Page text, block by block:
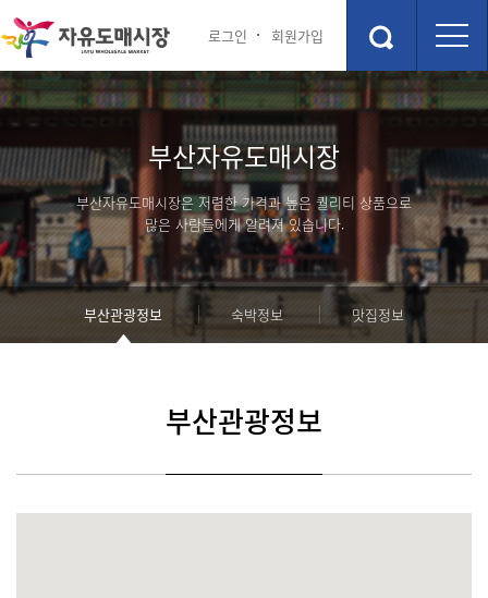
로그인 회원가입
시장안내
점포안내도
층별안내
주차장
편의시설
상점소개
상점소개
관광 및 교통정보 행사 및 이벤트
포토갤러리
커뮤니티
시장소식
부산자유시장 소개
시장소개
부산자유도매시장
부산자유도매시장은 저렴한 가격과 높은 퀄리티 상품으로
많은 사람들에게 알려져 있습니다.
부산관광정보 숙박정보 맛집정보
부산관광정보